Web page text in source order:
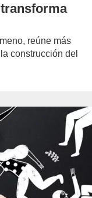
reúne más
construcción del